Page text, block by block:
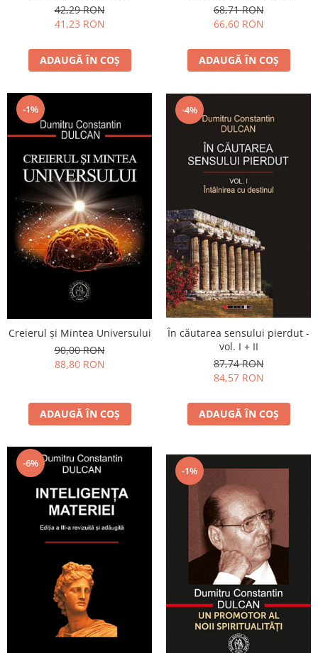
42,29 RON
41,23 RON
ADAUGĂ ÎN COȘ
68,71 RON
66,60 RON
ADAUGĂ ÎN COȘ
-1%
Creierul şi Mintea Universului
90,00 RON
88,80 RON
ADAUGĂ ÎN COȘ
-4%
În căutarea sensului pierdut -
vol. I + II
87,74 RON
84,57 RON
ADAUGĂ ÎN COȘ
-6%
-1%